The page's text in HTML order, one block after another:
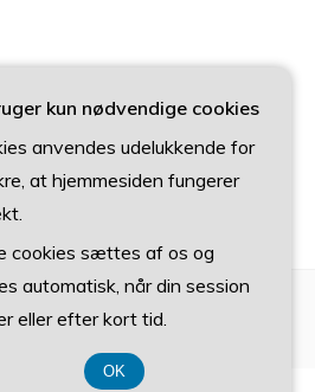
kun nødvendige cookies
anvendes udelukkende for
at hjemmesiden fungerer
cookies sættes af os og
automatisk, når din session
eller efter kort tid.
OK